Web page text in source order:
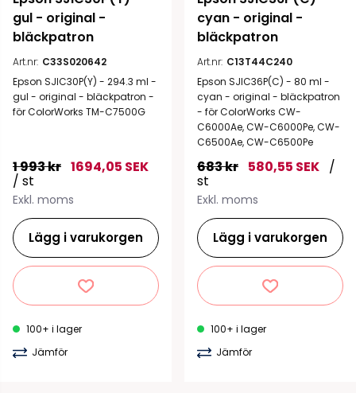
gul - original -
bläckpatron
Art.nr: C33S020642
Epson SJIC30P(Y) - 294.3 ml -
gul - original - bläckpatron -
för ColorWorks TM-C7500G
1 993 kr 1694,05 SEK
/ st
Exkl. moms
Lägg i varukorgen
100+ i lager
Jämför
cyan - original -
bläckpatron
Art.nr: C13T44C240
Epson SJIC36P(C) - 80 ml -
cyan - original - bläckpatron
- för ColorWorks CW-
C6000Ae, CW-C6000Pe, CW-
C6500Ae, CW-C6500Pe
683 kr 580,55 SEK /
st
Exkl. moms
Lägg i varukorgen
100+ i lager
Jämför